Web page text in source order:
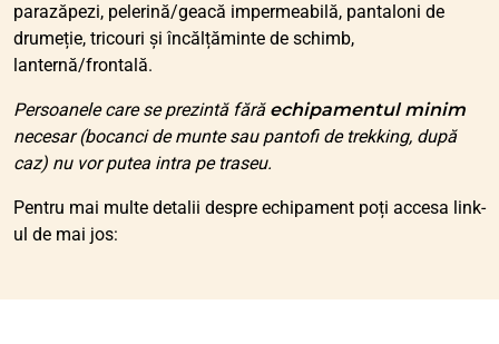
parazăpezi, pelerină/geacă impermeabilă, pantaloni de
drumeție, tricouri și încălțăminte de schimb,
lanternă/frontală.
Persoanele care se prezintă fără echipamentul minim
necesar (bocanci de munte sau pantofi de trekking, după
caz) nu vor putea intra pe traseu.
Pentru mai multe detalii despre echipament poți accesa link-
ul de mai jos: